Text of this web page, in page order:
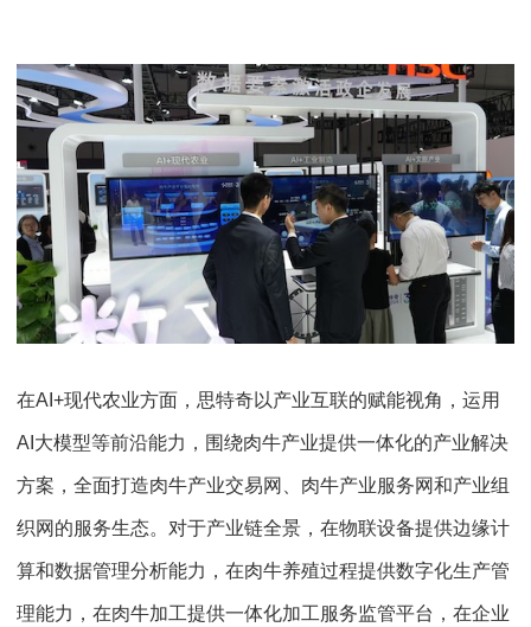
在AI+现代农业方面，思特奇以产业互联的赋能视角，运用
AI大模型等前沿能力，围绕肉牛产业提供一体化的产业解决
方案，全面打造肉牛产业交易网、肉牛产业服务网和产业组
织网的服务生态。对于产业链全景，在物联设备提供边缘计
算和数据管理分析能力，在肉牛养殖过程提供数字化生产管
理能力，在肉牛加工提供一体化加工服务监管平台，在企业